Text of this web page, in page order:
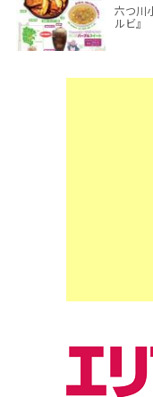
六つ川
ルビ』